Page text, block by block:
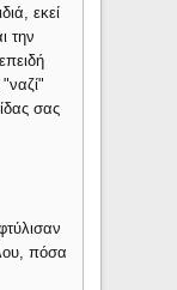
εκεί
την
σας
πόσα